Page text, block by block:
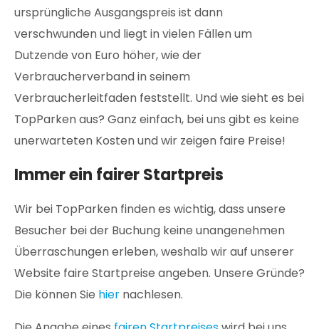
ursprüngliche Ausgangspreis ist dann
verschwunden und liegt in vielen Fällen um
Dutzende von Euro höher, wie der
Verbraucherverband in seinem
Verbraucherleitfaden feststellt. Und wie sieht es bei
TopParken aus? Ganz einfach, bei uns gibt es keine
unerwarteten Kosten und wir zeigen faire Preise!
Immer ein fairer Startpreis
Wir bei TopParken finden es wichtig, dass unsere
Besucher bei der Buchung keine unangenehmen
Überraschungen erleben, weshalb wir auf unserer
Website faire Startpreise angeben. Unsere Gründe?
Die können Sie hier nachlesen.